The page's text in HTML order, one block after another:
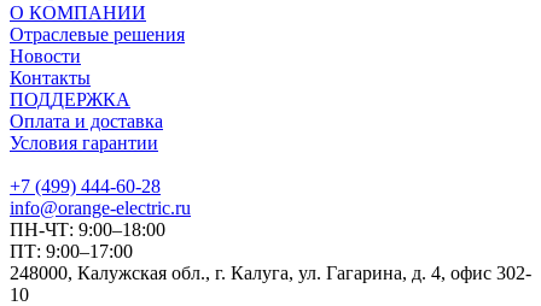
О КОМПАНИИ
Отраслевые решения
Новости
Контакты
ПОДДЕРЖКА
Оплата и доставка
Условия гарантии
+7 (499) 444-60-28
info@orange-electric.ru
ПН-ЧТ: 9:00–18:00
ПТ: 9:00–17:00
248000, Калужская обл., г. Калуга, ул. Гагарина, д. 4, офис 302-
10